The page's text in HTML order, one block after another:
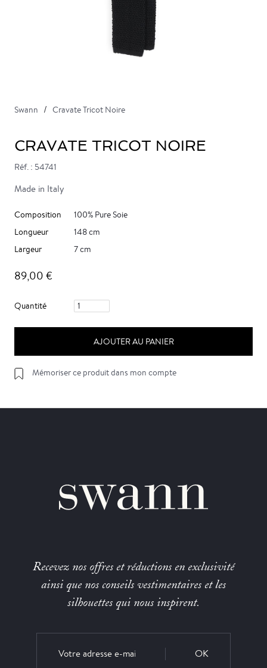
Swann Cravate Tricot Noire
CRAVATE TRICOT NOIRE
Réf. : 54741
Made in Italy
Composition
100% Pure Soie
Longueur
148 cm
Largeur
7 cm
89,00 €
Quantité
AJOUTER AU PANIER
Mémoriser ce produit dans mon compte
Recevez nos offres et réductions en exclusivité
ainsi que nos conseils vestimentaires et les
silhouettes qui nous inspirent.
OK